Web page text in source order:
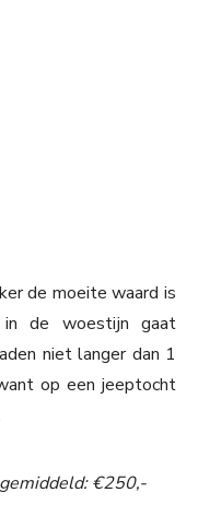
de moeite waard is
de woestijn gaat
niet langer dan 1
op een jeeptocht
€250,-